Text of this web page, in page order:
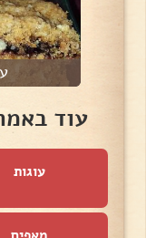
עוד
עוגות